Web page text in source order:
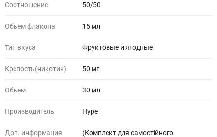
Соотношение 50/50
Обьем флакона 15 мл
Тип вкуса Фруктовые и ягодные
Крепость(никотин) 50 мг
Обьем 30 мл
Производитель Hype
Доп. информация
(Комплект для самостійного